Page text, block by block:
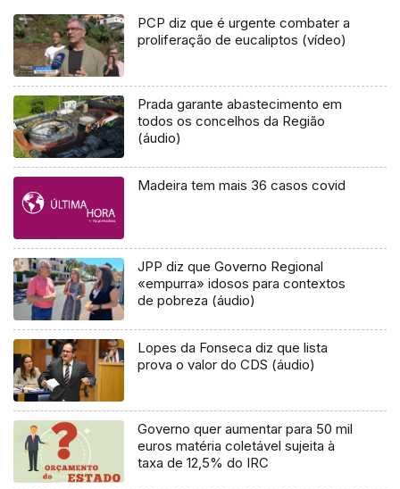
PCP diz que é urgente combater a
proliferação de eucaliptos (vídeo)
Prada garante abastecimento em
todos os concelhos da Região
(áudio)
Madeira tem mais 36 casos covid
JPP diz que Governo Regional
«empurra» idosos para contextos
de pobreza (áudio)
Lopes da Fonseca diz que lista
prova o valor do CDS (áudio)
Governo quer aumentar para 50 mil
euros matéria coletável sujeita à
taxa de 12,5% do IRC